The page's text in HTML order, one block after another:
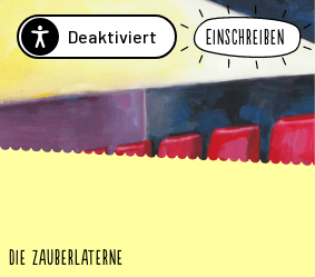
Deaktiviert Einschreiben
Die Zauberlaterne